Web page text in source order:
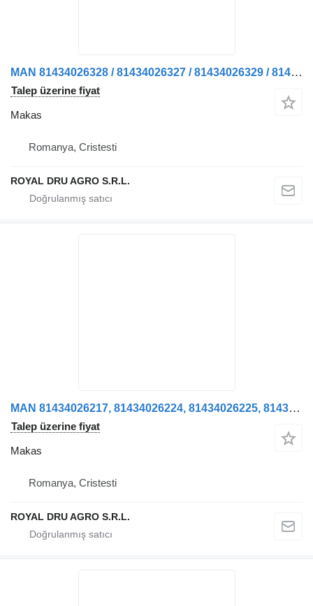
MAN 81434026328 / 81434026327 / 81434026329 / 81434026333 / 81434026345 kamyon için Arc Lamela Axa Față Stânga 81434026328 / 81434026327 / 814340263 makas
Talep üzerine fiyat
Makas
Romanya, Cristesti
ROYAL DRU AGRO S.R.L.
MAN 81434026217, 81434026224, 81434026225, 81434026185 kamyon için Arc lamelar față dreapta makas
Talep üzerine fiyat
Makas
Romanya, Cristesti
ROYAL DRU AGRO S.R.L.